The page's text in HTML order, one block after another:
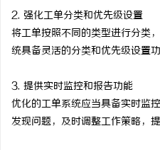
2. 强化工单分类和优先级设置
将工单按照不同的类型进行分类
统具备灵活的分类和优先级设置
3. 提供实时监控和报告功能
优化的工单系统应当具备实时监
发现问题，及时调整工作策略，